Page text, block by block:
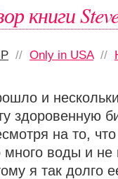
книги
// Only in USA//
и
здоровенную
на то, что
много воды и не
я так долго